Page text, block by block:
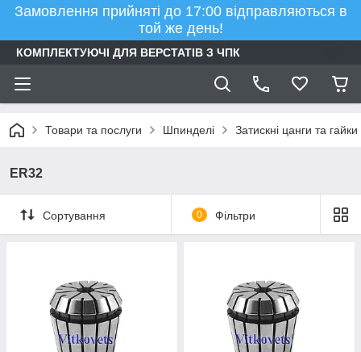
Замовлення прийняті до 17:00 відправляються в
той же день!
КОМПЛЕКТУЮЧІ ДЛЯ ВЕРСТАТІВ З ЧПК
Товари та послуги Шпинделі Затискні цанги та гайки
ER32
Сортування 0 Фільтри